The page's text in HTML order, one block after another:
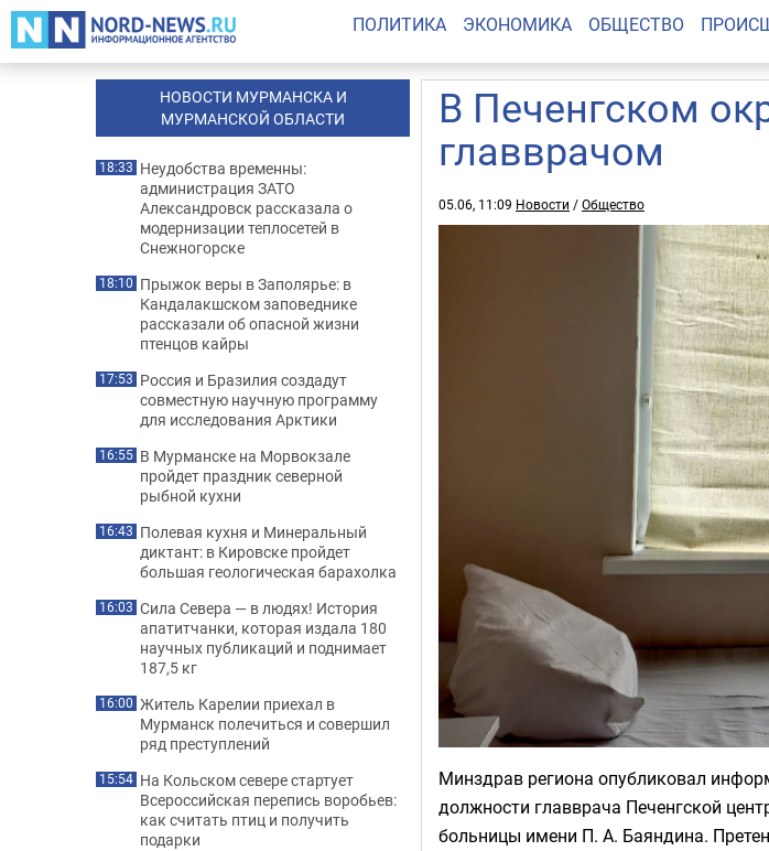
ПОЛИТИКА ЭКОНОМИКА ОБЩЕСТВО
В Печенгском
главврачом
05.06, 11:09 Новости /Общество
Минздрав региона опубликовал
должности главврача Печенгской
больницы имени П. А. Баяндина.
НОВОСТИ МУРМАНСКА И
МУРМАНСКОЙ ОБЛАСТИ
18:33 Неудобства временны:
администрация ЗАТО
Александровск рассказала о
модернизации теплосетей в
Снежногорске
18:10 Прыжок веры в Заполярье: в
Кандалакшском заповеднике
рассказали об опасной жизни
птенцов кайры
17:53 Россия и Бразилия создадут
совместную научную программу
для исследования Арктики
16:55 В Мурманске на Морвокзале
пройдет праздник северной
рыбной кухни
16:43 Полевая кухня и Минеральный
диктант: в Кировске пройдет
большая геологическая барахолка
16:03 Сила Севера — в людях! История
апатитчанки, которая издала 180
научных публикаций и поднимает
187,5 кг
16:00 Житель Карелии приехал в
Мурманск полечиться и совершил
ряд преступлений
15:54 На Кольском севере стартует
Всероссийская перепись воробьев:
как считать птиц и получить
подарки